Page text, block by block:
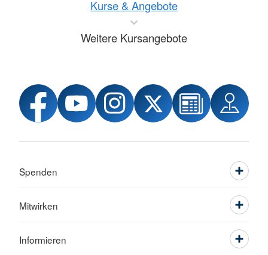
Kurse & Angebote
Weitere Kursangebote
Spenden
Mitwirken
Informieren